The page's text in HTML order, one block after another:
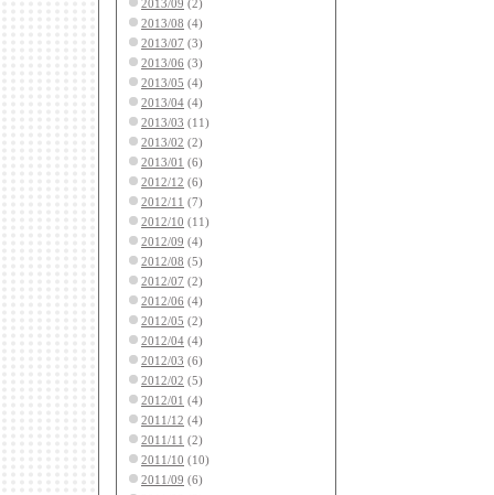
2013/09 (2)
2013/08 (4)
2013/07 (3)
2013/06 (3)
2013/05 (4)
2013/04 (4)
2013/03 (11)
2013/02 (2)
2013/01 (6)
2012/12 (6)
2012/11 (7)
2012/10 (11)
2012/09 (4)
2012/08 (5)
2012/07 (2)
2012/06 (4)
2012/05 (2)
2012/04 (4)
2012/03 (6)
2012/02 (5)
2012/01 (4)
2011/12 (4)
2011/11 (2)
2011/10 (10)
2011/09 (6)